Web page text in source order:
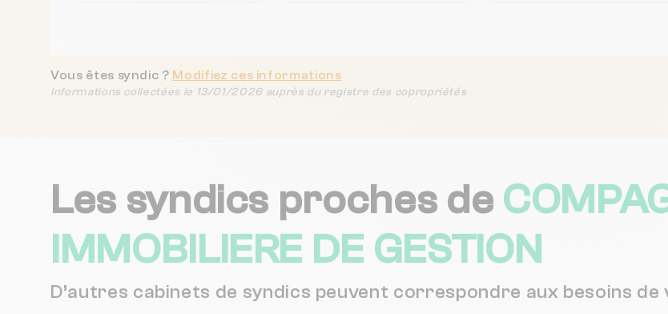
Vous êtes syndic ? Modifiez ces informations
Informations collectées le 13/01/2026 auprès du registre des copropriétés
Les syndics proches de
IMMOBILIERE DE GESTION
D’autres cabinets de syndics peuvent correspondre aux besoins